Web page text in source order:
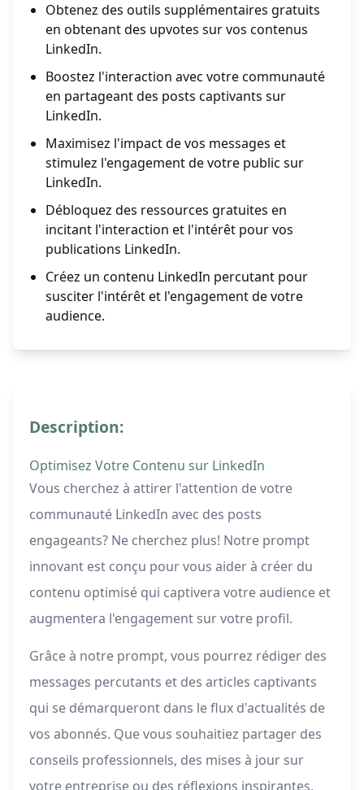
Obtenez des outils supplémentaires gratuits
en obtenant des upvotes sur vos contenus
LinkedIn.
Boostez l'interaction avec votre communauté
en partageant des posts captivants sur
LinkedIn.
Maximisez l'impact de vos messages et
stimulez l'engagement de votre public sur
LinkedIn.
Débloquez des ressources gratuites en
incitant l'interaction et l'intérêt pour vos
publications LinkedIn.
Créez un contenu LinkedIn percutant pour
susciter l'intérêt et l'engagement de votre
audience.
Description:
Optimisez Votre Contenu sur LinkedIn
Vous cherchez à attirer l'attention de votre
communauté LinkedIn avec des posts
engageants? Ne cherchez plus! Notre prompt
innovant est conçu pour vous aider à créer du
contenu optimisé qui captivera votre audience et
augmentera l'engagement sur votre profil.
Grâce à notre prompt, vous pourrez rédiger des
messages percutants et des articles captivants
qui se démarqueront dans le flux d'actualités de
vos abonnés. Que vous souhaitiez partager des
conseils professionnels, des mises à jour sur
votre entreprise ou des réflexions inspirantes,